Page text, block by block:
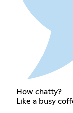
How chatty?
Like a busy